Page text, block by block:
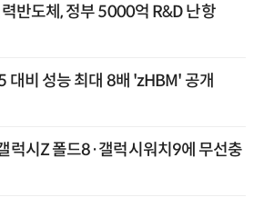
반도체, 정부 5000억 R&D 난항
대비 성능 최대 8배 'zHBM' 공개
럭시Z 폴드8·갤럭시워치9에 무선충